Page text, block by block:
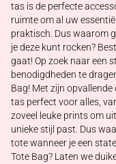
tas is de perfecte
ruimte om al uw
praktisch. Dus waarom
je deze kunt rocken?
gaat! Op zoek naar een
benodigdheden te
Bag! Met zijn
tas perfect voor alles,
zoveel leuke prints om
unieke stijl past. Dus
tote wanneer je een
Tote Bag? Laten we